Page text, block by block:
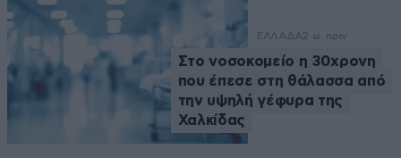
ΕΛΛΑΔΑ2 ω. πριν
Στο νοσοκομείο η 30χρονη
που έπεσε στη θάλασσα από
την υψηλή γέφυρα της
Χαλκίδας